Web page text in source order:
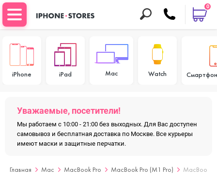
0
iPhone iPad Mac Watch
Уважаемые, посетители!
Мы работаем с 10:00 - 21:00 без выходных. Для Вас доступен
самовывоз и бесплатная доставка по Москве. Все курьеры
имеют маски и защитные перчатки.
Главная Mac MacBook Pro MacBook Pro (M1 Pro) MacBook